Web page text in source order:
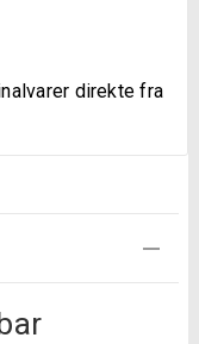
direkte fra